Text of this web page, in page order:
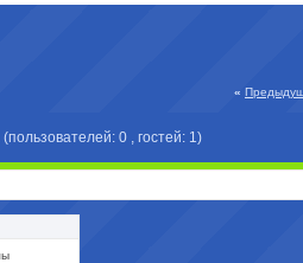
«
(пользователей: 0 , гостей: 1)